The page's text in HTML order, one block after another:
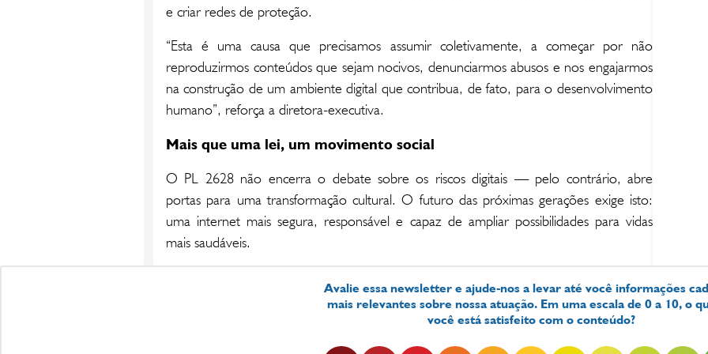
e criar redes de proteção.
“Esta é uma causa que precisamos assumir coletivamente, a começar por não
reproduzirmos conteúdos que sejam nocivos, denunciarmos abusos e nos engajarmos
na construção de um ambiente digital que contribua, de fato, para o desenvolvimento
humano”, reforça a diretora-executiva.
Mais que uma lei, um movimento social
O PL 2628 não encerra o debate sobre os riscos digitais — pelo contrário, abre
portas para uma transformação cultural. O futuro das próximas gerações exige isto:
uma internet mais segura, responsável e capaz de ampliar possibilidades para vidas
mais saudáveis.
Avalie essa newsletter e ajude-nos a levar até você informações
mais relevantes sobre nossa atuação. Em uma escala de 0 a 10, o
você está satisfeito com o conteúdo?